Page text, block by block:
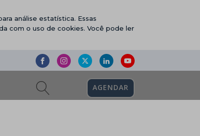
análise estatística. Essas
com o uso de cookies. Você pode ler
AGENDAR